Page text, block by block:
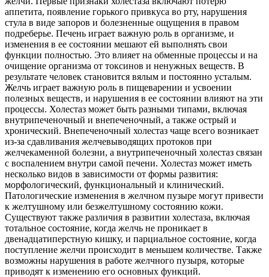
аппетита, появление горького привкуса во рту, нарушения
стула в виде запоров и болезненные ощущения в правом
подреберье. Печень играет важную роль в организме, и
изменения в ее состоянии мешают ей выполнять свои
функции полностью. Это влияет на обменные процессы и на
очищение организма от токсинов и ненужных веществ. В
результате человек становится вялым и постоянно усталым.
Желчь играет важную роль в пищеварении и усвоении
полезных веществ, и нарушения в ее состоянии влияют на эти
процессы. Холестаз может быть разными типами, включая
внутрипеченочный и внепеченочный, а также острый и
хронический. Внепеченочный холестаз чаще всего возникает
из-за сдавливания желчевыводящих протоков при
желчекаменной болезни, а внутрипеченочный холестаз связан
с воспалением внутри самой печени. Холестаз может иметь
несколько видов в зависимости от формы развития:
морфологический, функциональный и клинический.
Патологические изменения в желчном пузыре могут привести
к желтушному или безжелтушному состоянию кожи.
Существуют также различия в развитии холестаза, включая
тотальное состояние, когда желчь не проникает в
двенадцатиперстную кишку, и парциальное состояние, когда
поступление желчи происходит в меньшем количестве. Также
возможны нарушения в работе желчного пузыря, которые
приводят к изменению его основных функций.